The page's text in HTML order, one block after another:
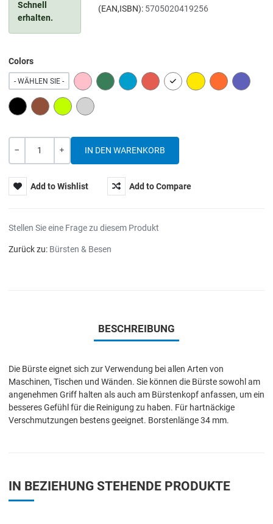
Schnell
erhalten.
(EAN,ISBN): 5705020419256
Colors
- WÄHLEN SIE - PINK GREEN BLUE RED WHITE YELLOW ORANGE PURPLE
BLACK BROWN LIME GREY
Add to Wishlist Add to Compare
Stellen Sie eine Frage zu diesem Produkt
Zurück zu: Bürsten & Besen
BESCHREIBUNG
Die Bürste eignet sich zur Verwendung bei allen Arten von
Maschinen, Tischen und Wänden. Sie können die Bürste sowohl am
angenehmen Griff halten als auch am Bürstenkopf anfassen, um ein
besseres Gefühl für die Reinigung zu haben. Für hartnäckige
Verschmutzungen bestens geeignet. Borstenlänge 34 mm.
IN BEZIEHUNG STEHENDE PRODUKTE